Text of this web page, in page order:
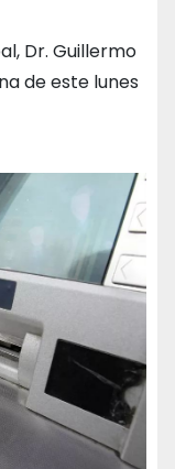
Dr. Guillermo
de este lunes